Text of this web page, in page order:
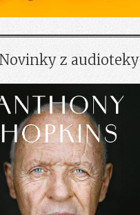
Novinky z audioteky